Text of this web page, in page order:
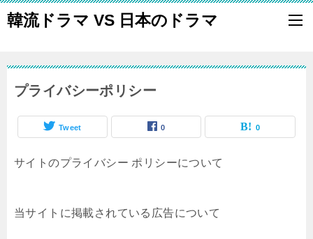
韓流ドラマ VS 日本のドラマ
プライバシーポリシー
Tweet 0 0
サイトのプライバシー ポリシーについて
当サイトに掲載されている広告について